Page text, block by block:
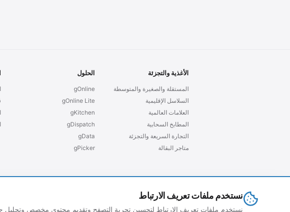
الأغذية والتجزئة
المستقلة والصغيرة والمتوسطة
السلاسل الإقليمية
العلامات العالمية
المطابخ السحابية
التجارة السريعة والتجزئة
متاجر البقالة
الحلول
gOnline
gOnline Lite
gKitchen
gDispatch
gData
gPicker
نستخدم ملفات تعريف الارتباط
نستخدم ملفات تعريف الارتباط لتحسين تجربة التصفح وتقديم محتوى مخصص وتحليل